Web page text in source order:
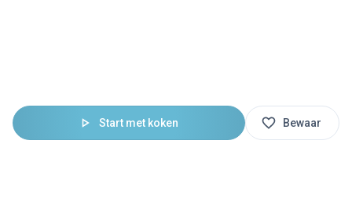
Start met koken Bewaar